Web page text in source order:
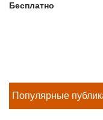
Бесплатно
Популярные